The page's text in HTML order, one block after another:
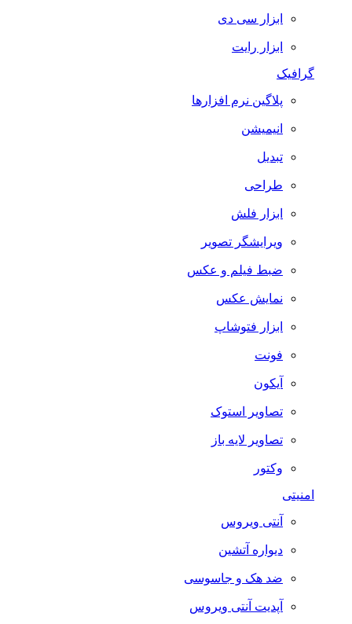
ابزار سی دی
ابزار رایت
گرافیک
پلاگین نرم افزارها
انیمیشن
تبدیل
طراحی
ابزار فلش
ویرایشگر تصویر
ضبط فيلم و عكس
نمایش عکس
ابزار فتوشاپ
فونت
آیکون
تصاویر استوک
تصاویر لایه باز
وکتور
آنتی ویروس
دیواره آتشین
ضد هک و جاسوسی
آپدیت آنتی ویروس